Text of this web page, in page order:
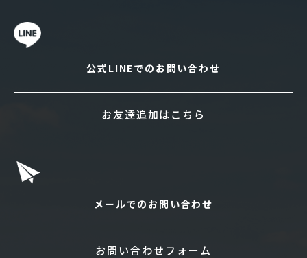
公式LINEでのお問い合わせ
お友達追加はこちら
メールでのお問い合わせ
お問い合わせフォーム